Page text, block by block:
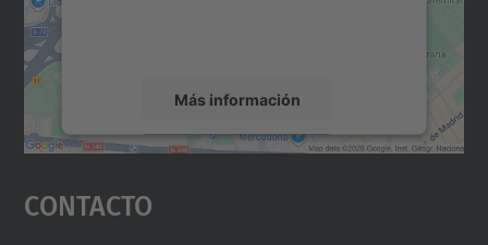
Más información
Aceptar
powered by
Contacto